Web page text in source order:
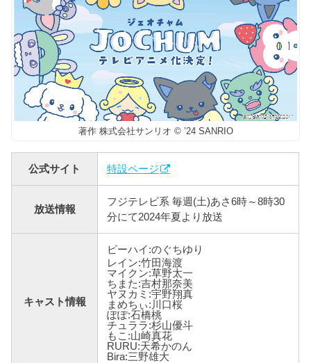
著作 株式会社サンリオ © ’24 SANRIO
公式サイト 特設ページ
放送情報
フジテレビ系 毎週(土)あさ6時～8時30
分にて2024年夏より放送
キャスト情報
ピーハイ:のぐちゆり
レイン:竹田海渡
マイクン:草野太一
ちまた:吉村那奈美
ヤヌカミ:宇野翔真
まめちぃ:川口桜
ぽぽ:石橋桃
チュララ:杉山優斗
もこ:山崎真花
RURU:天希かのん
Bira:三野雄大